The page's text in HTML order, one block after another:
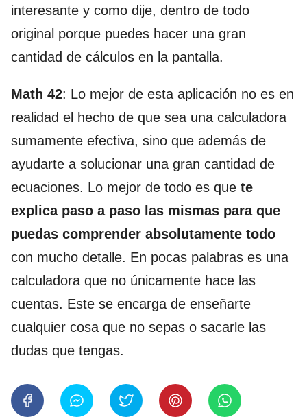
interesante y como dije, dentro de todo
original porque puedes hacer una gran
cantidad de cálculos en la pantalla.
Math 42: Lo mejor de esta aplicación no es en
realidad el hecho de que sea una calculadora
sumamente efectiva, sino que además de
ayudarte a solucionar una gran cantidad de
ecuaciones. Lo mejor de todo es que te
explica paso a paso las mismas para que
puedas comprender absolutamente todo
con mucho detalle. En pocas palabras es una
calculadora que no únicamente hace las
cuentas. Este se encarga de enseñarte
cualquier cosa que no sepas o sacarle las
dudas que tengas.